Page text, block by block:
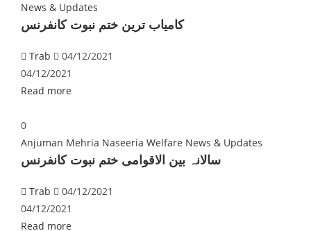
News & Updates
کامیاب ترین ختم نبوت کانفرنس
Trab
04/12/2021
04/12/2021
Read more
0
Anjuman Mehria Naseeria Welfare News & Updates
‎سالانہ بین الاقوامی ختم نبوت کانفرنس
Trab
04/12/2021
04/12/2021
Read more